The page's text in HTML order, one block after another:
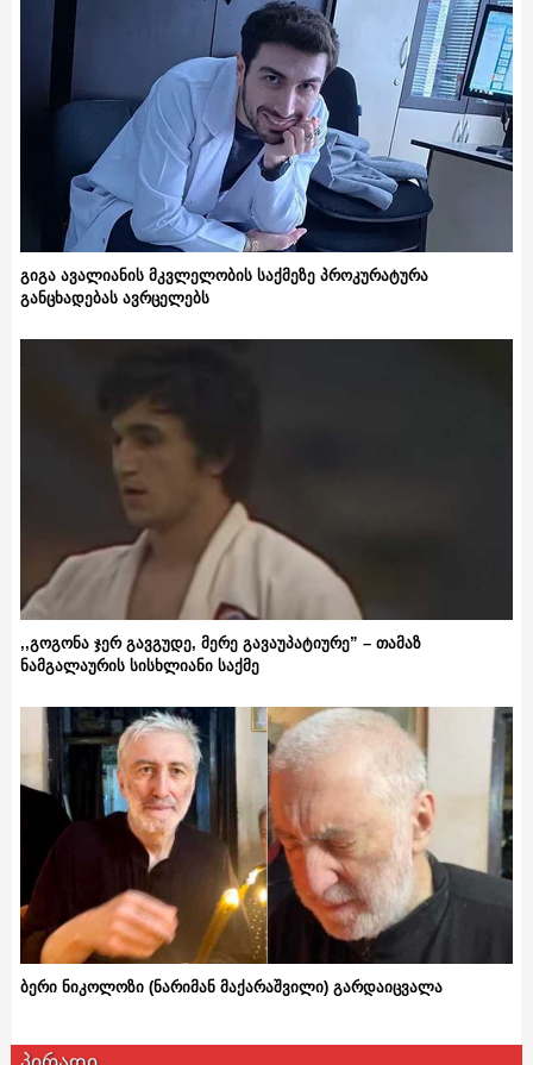
გიგა ავალიანის მკვლელობის საქმეზე პროკურატურა
განცხადებას ავრცელებს
,,გოგონა ჯერ გავგუდე, მერე გავაუპატიურე” – თამაზ
ნამგალაურის სისხლიანი საქმე
ბერი ნიკოლოზი (ნარიმან მაქარაშვილი) გარდაიცვალა